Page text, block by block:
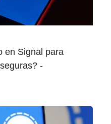
en Signal para
-